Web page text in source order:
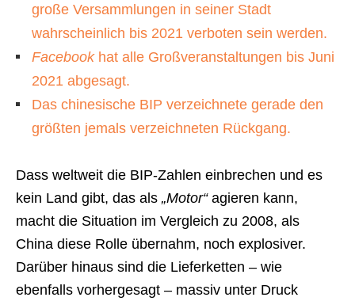
große Versammlungen in seiner Stadt
wahrscheinlich bis 2021 verboten sein werden.
Facebookhat alle Großveranstaltungen bis Juni
2021 abgesagt.
Das chinesische BIP verzeichnete gerade den
größten jemals verzeichneten Rückgang.
Dass weltweit die BIP-Zahlen einbrechen und es
kein Land gibt, das als „Motor“agieren kann,
macht die Situation im Vergleich zu 2008, als
China diese Rolle übernahm, noch explosiver.
Darüber hinaus sind die Lieferketten – wie
ebenfalls vorhergesagt – massiv unter Druck